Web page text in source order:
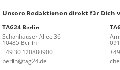
Unsere Redaktionen direkt für Dich
TAG24 Berlin
Schönhauser Allee 36
10435 Berlin
+49 30 120880900
berlin@tag24.de